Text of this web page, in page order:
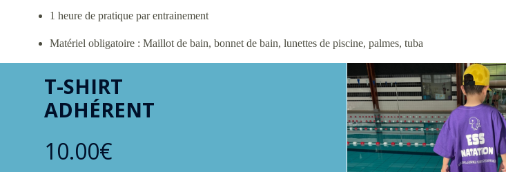
1 heure de pratique par entrainement
Matériel obligatoire : Maillot de bain, bonnet de bain, lunettes de piscine, palmes, tuba
T-SHIRT
ADHÉRENT
10.00€